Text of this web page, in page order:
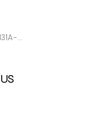
AP/Cliente Sem Fio AWK-1131A-US